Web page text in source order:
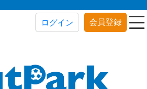
ログイン 会員登録